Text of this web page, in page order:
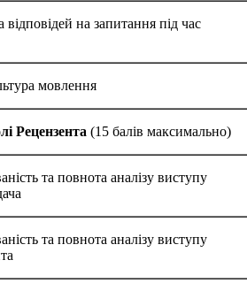
на запитання під час
мовлення
Рецензента (15 балів максимально)
та повнота аналізу виступу
та повнота аналізу виступу